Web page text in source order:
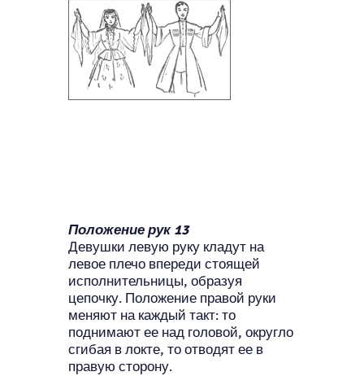
Положение рук 13
Девушки левую руку кладут на
левое плечо впереди стоящей
исполнительницы, образуя
цепочку. Положение правой руки
меняют на каждый такт: то
поднимают ее над головой, округло
сгибая в локте, то отводят ее в
правую сторону.